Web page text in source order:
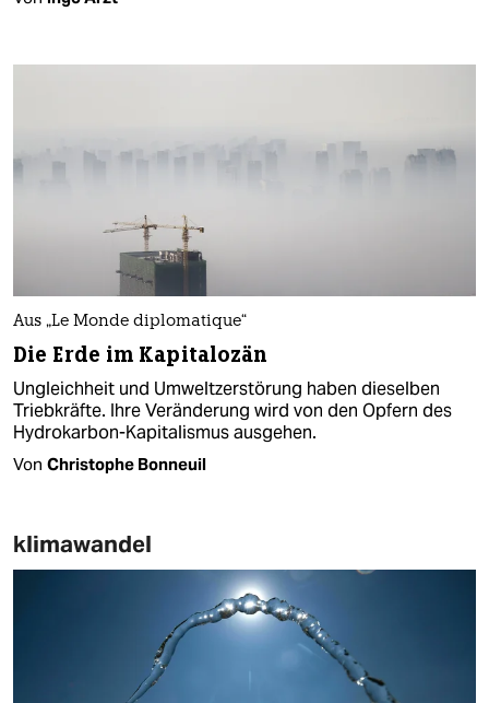
Aus „Le Monde diplomatique“
Die Erde im Kapitalozän
Ungleichheit und Umweltzerstörung haben dieselben
Triebkräfte. Ihre Veränderung wird von den Opfern des
Hydrokarbon-Kapitalismus ausgehen.
Von Christophe Bonneuil
klimawandel